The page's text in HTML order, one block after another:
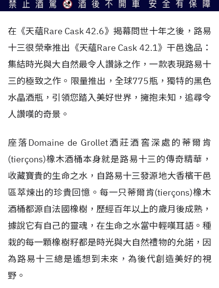
在《天蘊Rare Cask 42.6》揭幕問世十年之後，路易
十三很榮幸推出《天蘊Rare Cask 42.1》干邑逸品：
集結時光與大自然最令人讚詠之作，一款表現路易十
三的極致之作。限量推出，全球775瓶，獨特的黑色
水晶酒瓶，引領您踏入美好世界，擁抱未知，追尋令
人讚嘆的奇景。
座落Domaine de Grollet酒莊酒窖深處的蒂爾肯
(tierçons)橡木酒桶本身就是路易十三的傳奇精華，
收藏寶貴的生命之水，自路易十三發源地大香檳干邑
區萃煉出的珍貴回憶。每一只蒂爾肯(tierçons)橡木
酒桶都源自法國橡樹，歷經百年以上的歲月後成熟，
據說它有自己的靈魂，在生命之水當中輕嘆耳語。種
栽的每一顆橡樹籽都是時光與大自然禮物的允諾，因
為路易十三總是遙想到未來，為後代創造美好的視
野。